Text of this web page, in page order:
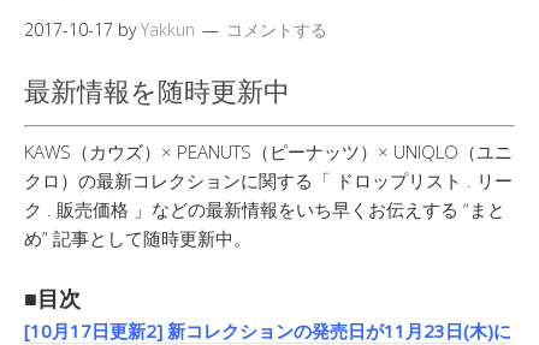
2017-10-17 byYakkun コメントする
最新情報を随時更新中
KAWS（カウズ）× PEANUTS（ピーナッツ）× UNIQLO（ユニ
クロ）の最新コレクションに関する「 ドロップリスト . リー
ク . 販売価格 」などの最新情報をいち早くお伝えする “まと
め” 記事として随時更新中。
■目次
[10月17日更新2] 新コレクションの発売日が11月23日(木)に